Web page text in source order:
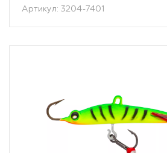
Артикул: 3204-7401